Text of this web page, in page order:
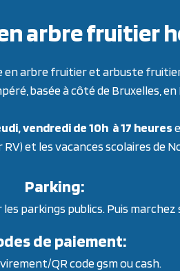
arbre fruitier
en arbre fruitier et arbuste
basée à côté de Bruxelles, en
vendredi de 10h à 17 heures
et les vacances scolaires de
Parking:
parkings publics. Puis marchez
de paiement:
QR code gsm ou cash.